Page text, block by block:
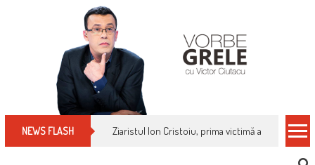
NEWS FLASH Ziaristul Ion Cristoiu, prima victimă a noi